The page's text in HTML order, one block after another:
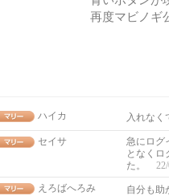
再度マビノギ
ハイカ 入れな
セイサ
急にログ
となくロ
た。
えろばへろみ
自分も助